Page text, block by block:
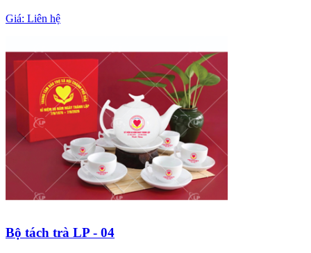
Giá: Liên hệ
Bộ tách trà LP - 04